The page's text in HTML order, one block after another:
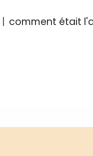
comment était